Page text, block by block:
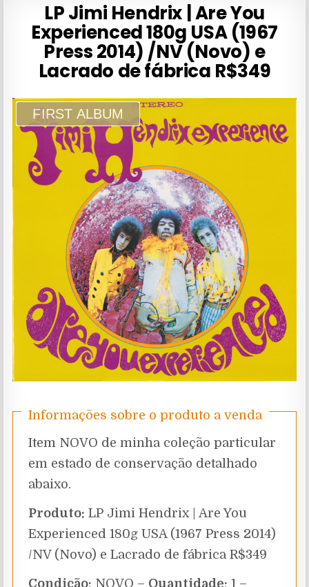
LP Jimi Hendrix | Are You
Experienced 180g USA (1967
Press 2014) /NV (Novo) e
Lacrado de fábrica R$349
FIRST ALBUM
Informações sobre o produto a venda
Item NOVO de minha coleção particular
em estado de conservação detalhado
abaixo.
Produto: LP Jimi Hendrix | Are You
Experienced 180g USA (1967 Press 2014)
/NV (Novo) e Lacrado de fábrica R$349
Condição: NOVO – Quantidade: 1 –